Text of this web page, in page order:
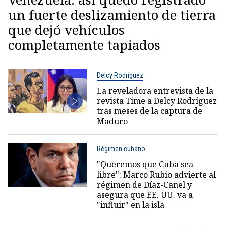
un fuerte deslizamiento de tierra
que dejó vehículos
completamente tapiados
Delcy Rodríguez
La reveladora entrevista de la
revista Time a Delcy Rodríguez
tras meses de la captura de
Maduro
Régimen cubano
"Queremos que Cuba sea
libre": Marco Rubio advierte al
régimen de Díaz-Canel y
asegura que EE. UU. va a
"influir" en la isla